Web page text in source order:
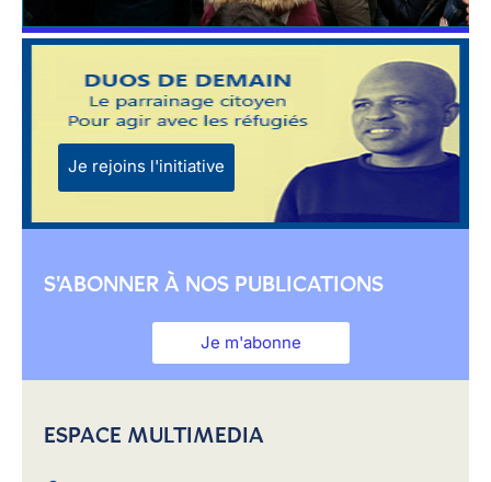
Je rejoins l'initiative
S'ABONNER À NOS PUBLICATIONS
Je m'abonne
ESPACE MULTIMEDIA